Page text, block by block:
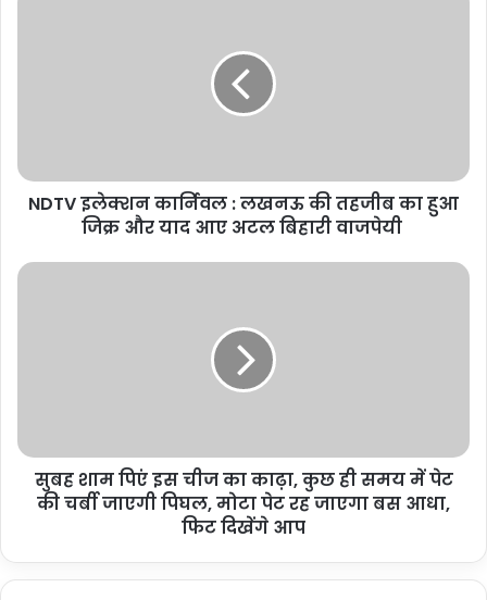
NDTV इलेक्शन कार्निवल : लखनऊ की तहजीब का हुआ
जिक्र और याद आए अटल बिहारी वाजपेयी
सुबह शाम पिएं इस चीज का काढ़ा, कुछ ही समय में पेट
की चर्बी जाएगी पिघल, मोटा पेट रह जाएगा बस आधा,
फिट दिखेंगे आप